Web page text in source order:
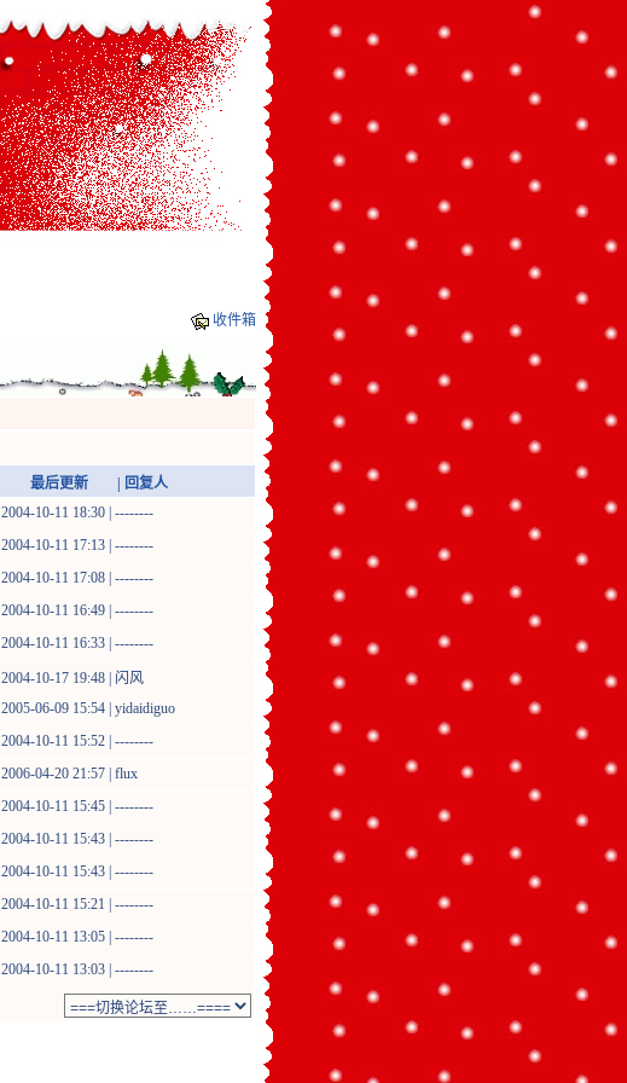
收件箱
最后更新 | 回复人
2004-10-11 18:30 | --------
2004-10-11 17:13 | --------
2004-10-11 17:08 | --------
2004-10-11 16:49 | --------
2004-10-11 16:33 | --------
2004-10-17 19:48 | 闪风
2005-06-09 15:54 | yidaidiguo
2004-10-11 15:52 | --------
2006-04-20 21:57 | flux
2004-10-11 15:45 | --------
2004-10-11 15:43 | --------
2004-10-11 15:43 | --------
2004-10-11 15:21 | --------
2004-10-11 13:05 | --------
2004-10-11 13:03 | --------